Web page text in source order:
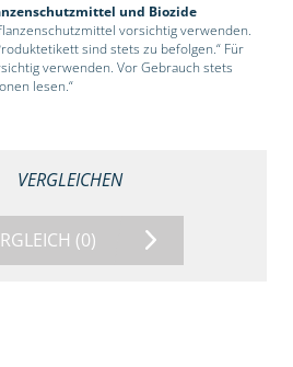
und Biozide
vorsichtig verwenden.
sind stets zu befolgen.“ Für
verwenden. Vor Gebrauch stets
lesen.“
VERGLEICHEN
(0)